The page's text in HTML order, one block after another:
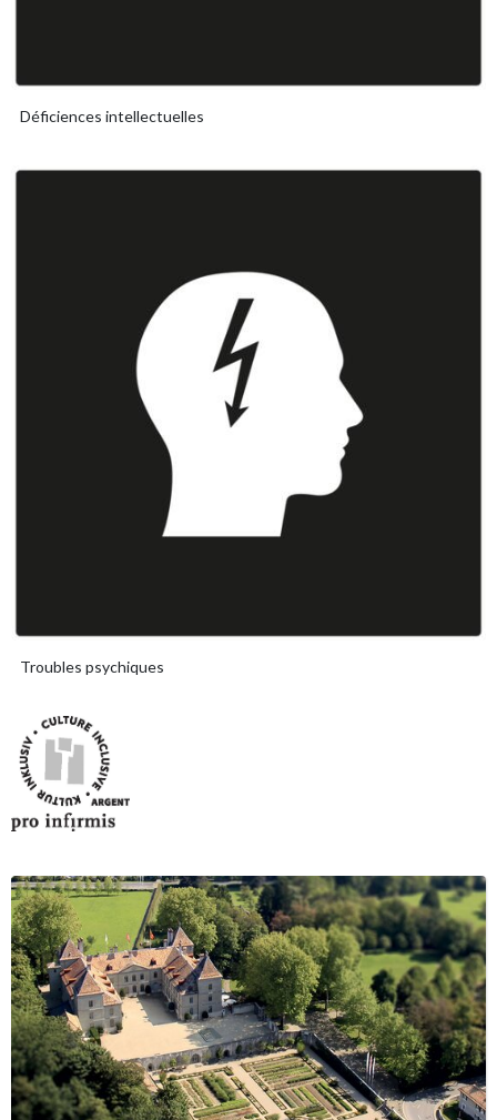
Déficiences intellectuelles
Troubles psychiques